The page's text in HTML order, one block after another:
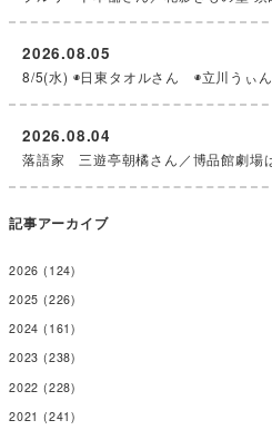
8/5(水) ◉日東タオルさん ◉立川うぃ
2026.08.05
落語家 三遊亭朝橘さん／博品館劇場
2026.08.04
記事アーカイブ
2026 (124)
2025 (226)
2024 (161)
2023 (238)
2022 (228)
2021 (241)